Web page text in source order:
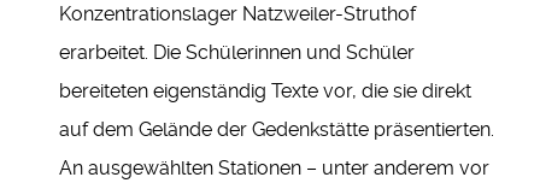
Konzentrationslager Natzweiler-Struthof
erarbeitet. Die Schülerinnen und Schüler
bereiteten eigenständig Texte vor, die sie direkt
auf dem Gelände der Gedenkstätte präsentierten.
An ausgewählten Stationen – unter anderem vor